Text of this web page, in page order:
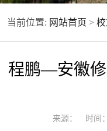
当前位置: 网站首页 >
程鹏—安徽修
来源： 时间